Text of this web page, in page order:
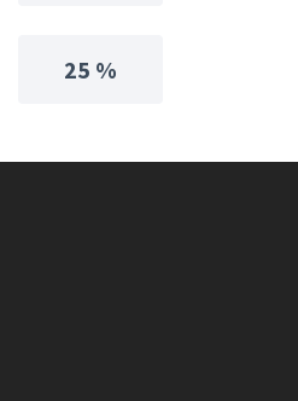
25 %